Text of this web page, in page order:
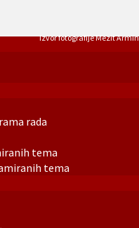
rada
tema
tema
Izvor fotografije Mezit Armin